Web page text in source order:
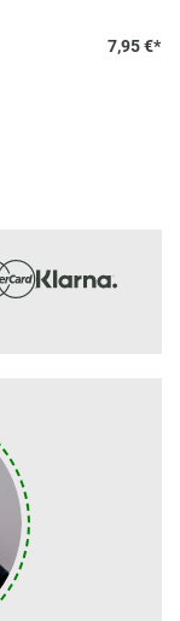
7,95 €*